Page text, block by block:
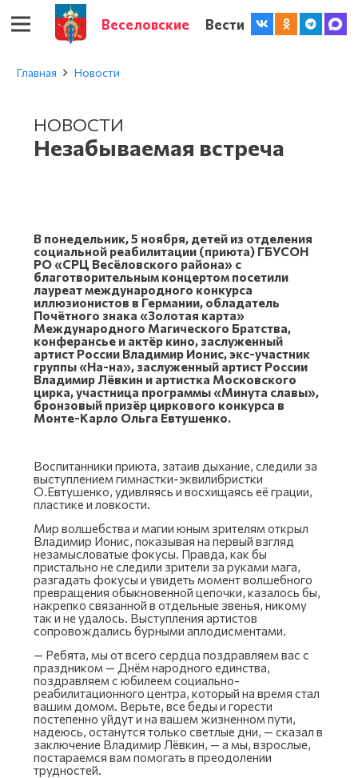
Веселовские Вести
Главная Новости
НОВОСТИ
Незабываемая встреча
В понедельник, 5 ноября, детей из отделения
социальной реабилитации (приюта) ГБУСОН
РО «СРЦ Весёловского района» с
благотворительным концертом посетили
лауреат международного конкурса
иллюзионистов в Германии, обладатель
Почётного знака «Золотая карта»
Международного Магического Братства,
конферансье и актёр кино, заслуженный
артист России Владимир Ионис, экс-участник
группы «На-на», заслуженный артист России
Владимир Лёвкин и артистка Московского
цирка, участница программы «Минута славы»,
бронзовый призёр циркового конкурса в
Монте-Карло Ольга Eвтушенко.
Воспитанники приюта, затаив дыхание, следили за
выступлением гимнастки-эквилибристки
О.Eвтушенко, удивляясь и восхищаясь её грации,
пластике и ловкости.
Мир волшебства и магии юным зрителям открыл
Владимир Ионис, показывая на первый взгляд
незамысловатые фокусы. Правда, как бы
пристально не следили зрители за руками мага,
разгадать фокусы и увидеть момент волшебного
превращения обыкновенной цепочки, казалось бы,
накрепко связанной в отдельные звенья, никому
так и не удалось. Выступления артистов
сопровождались бурными аплодисментами.
— Ребята, мы от всего сердца поздравляем вас с
праздником — Днём народного единства,
поздравляем с юбилеем социально-
реабилитационного центра, который на время стал
вашим домом. Верьте, все беды и горести
постепенно уйдут и на вашем жизненном пути,
надеюсь, останутся только светлые дни, — сказал в
заключение Владимир Лёвкин, — а мы, взрослые,
постараемся вам помогать в преодолении
трудностей.